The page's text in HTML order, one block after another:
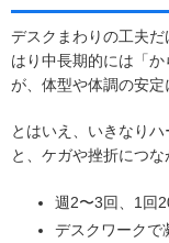
デスクまわりの工夫
はり中長期的には「
が、体型や体調の安定
とはいえ、いきなり
と、ケガや挫折につな
週2〜3回、1回
デスクワークで